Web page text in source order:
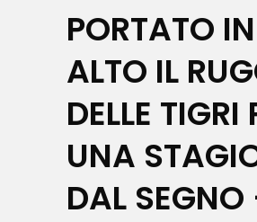
PORTATO IN
ALTO IL
DELLE TIGRI
UNA
DAL SEGNO